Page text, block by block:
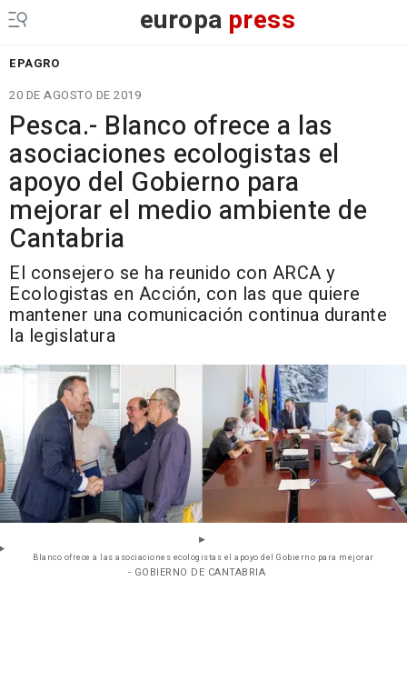
europa press
EPAGRO
20 DE AGOSTO DE 2019
Pesca.- Blanco ofrece a las
asociaciones ecologistas el
apoyo del Gobierno para
mejorar el medio ambiente de
Cantabria
El consejero se ha reunido con ARCA y
Ecologistas en Acción, con las que quiere
mantener una comunicación continua durante
la legislatura
Blanco ofrece a las asociaciones ecologistas el apoyo del Gobierno para mejorar
- GOBIERNO DE CANTABRIA